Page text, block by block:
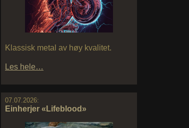
Klassisk metal av høy kvalitet.
Les hele…
07.07.2026:
Einherjer «Lifeblood»